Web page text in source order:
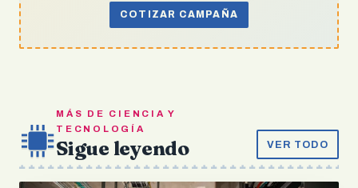
COTIZAR CAMPAÑA
MÁS DE CIENCIA Y
TECNOLOGÍA
Sigue leyendo VER TODO